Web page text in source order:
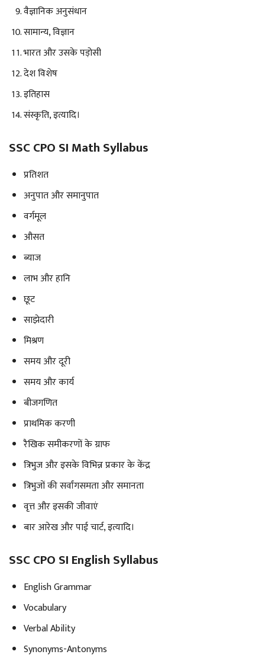
वैज्ञानिक अनुसंधान
सामान्य, विज्ञान
भारत और उसके पड़ोसी
देश विशेष
इतिहास
संस्कृति, इत्यादि।
SSC CPO SI Math Syllabus
प्रतिशत
अनुपात और समानुपात
वर्गमूल
औसत
ब्याज
लाभ और हानि
छूट
साझेदारी
मिश्रण
समय और दूरी
समय और कार्य
बीजगणित
प्राथमिक करणी
रैखिक समीकरणों के ग्राफ
त्रिभुज और इसके विभिन्न प्रकार के केंद्र
त्रिभुजों की सर्वांगसमता और समानता
वृत्त और इसकी जीवाएं
बार आरेख और पाई चार्ट, इत्यादि।
SSC CPO SI English Syllabus
English Grammar
Vocabulary
Verbal Ability
Synonyms-Antonyms